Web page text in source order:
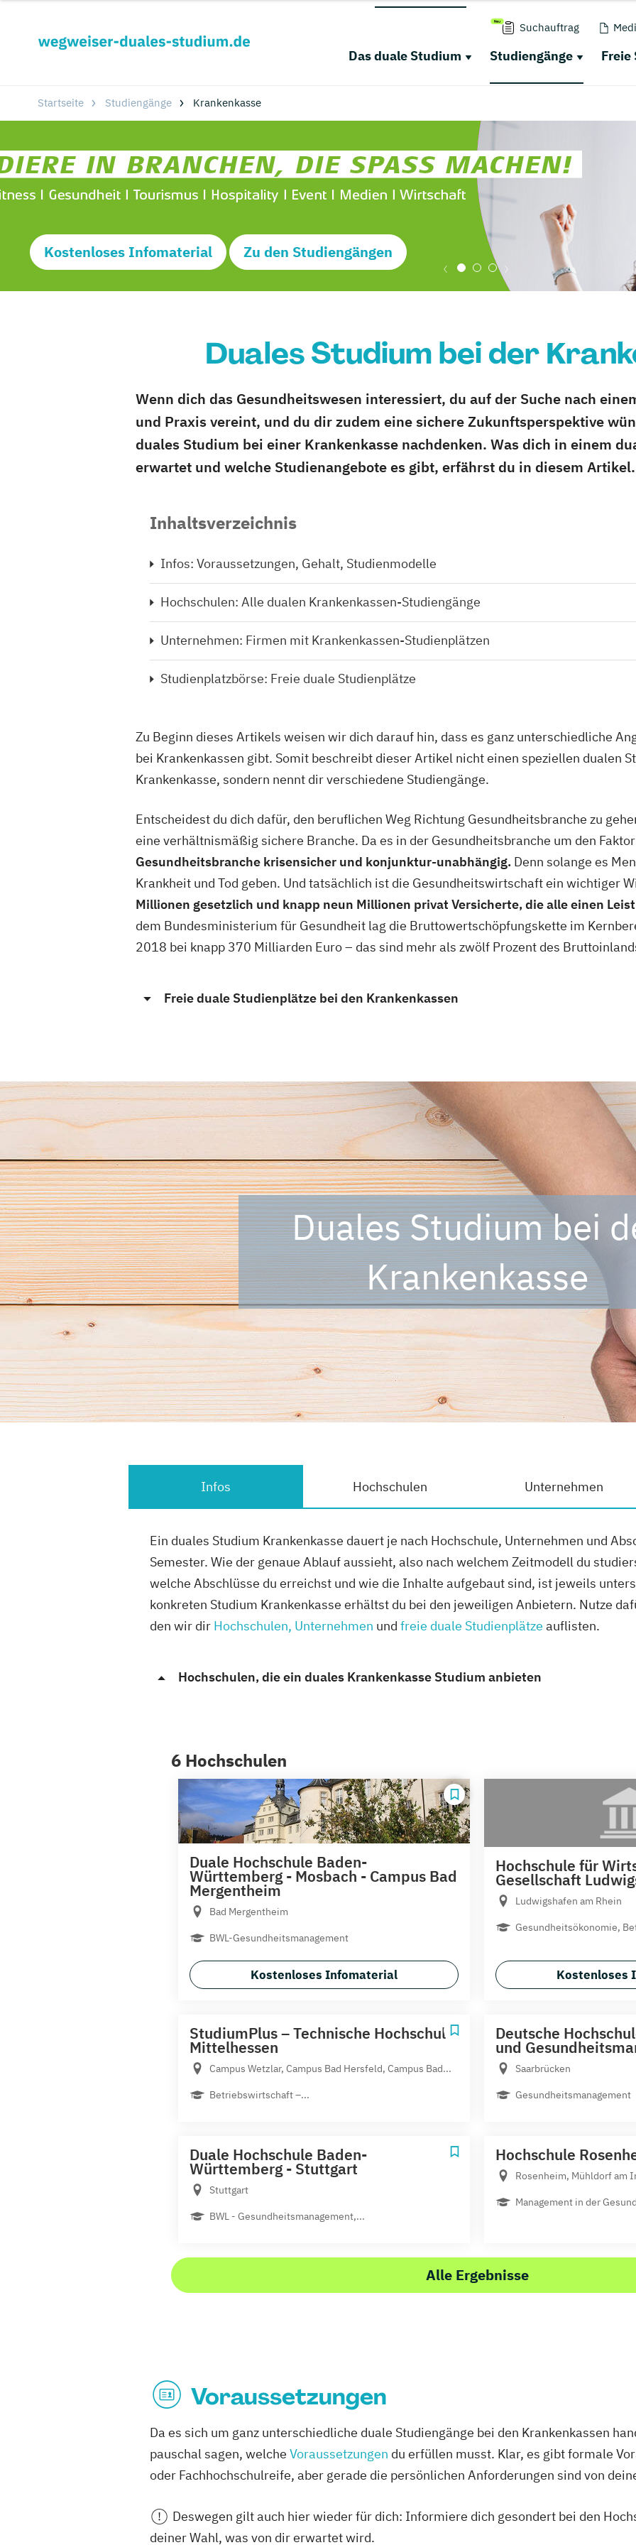
Suchauftrag
Das duale Studium Studiengänge Freie
Startseite Studiengänge Krankenkasse
Kostenloses Infomaterial Zu den Studiengängen
Duales Studium bei der
Wenn dich das Gesundheitswesen interessiert, du auf der Suche nach
und Praxis vereint, und du dir zudem eine sichere Zukunftsperspektive
duales Studium bei einer Krankenkasse nachdenken. Was dich in einem
erwartet und welche Studienangebote es gibt, erfährst du in diesem Artikel.
Inhaltsverzeichnis
Infos: Voraussetzungen, Gehalt, Studienmodelle
Hochschulen: Alle dualen Krankenkassen-Studiengänge
Unternehmen: Firmen mit Krankenkassen-Studienplätzen
Studienplatzbörse: Freie duale Studienplätze
Zu Beginn dieses Artikels weisen wir dich darauf hin, dass es ganz unterschiedliche
bei Krankenkassen gibt. Somit beschreibt dieser Artikel nicht einen speziellen dualen
Krankenkasse, sondern nennt dir verschiedene Studiengänge.
Entscheidest du dich dafür, den beruflichen Weg Richtung Gesundheitsbranche zu
eine verhältnismäßig sichere Branche. Da es in der Gesundheitsbranche um den
Gesundheitsbranche krisensicher und konjunktur-unabhängig. Denn solange es
Krankheit und Tod geben. Und tatsächlich ist die Gesundheitswirtschaft ein wichtiger
Millionen gesetzlich und knapp neun Millionen privat Versicherte, die alle einen
dem Bundesministerium für Gesundheit lag die Bruttowertschöpfungskette im
2018 bei knapp 370 Milliarden Euro – das sind mehr als zwölf Prozent des
Freie duale Studienplätze bei den Krankenkassen
Duales Studium bei
Krankenkasse
Infos Hochschulen Unternehmen
Ein duales Studium Krankenkasse dauert je nach Hochschule, Unternehmen und
Semester. Wie der genaue Ablauf aussieht, also nach welchem Zeitmodell du
welche Abschlüsse du erreichst und wie die Inhalte aufgebaut sind, ist jeweils
konkreten Studium Krankenkasse erhältst du bei den jeweiligen Anbietern. Nutze
den wir dir Hochschulen, Unternehmen und freie duale Studienplätze auflisten.
Hochschulen, die ein duales Krankenkasse Studium anbieten
6 Hochschulen
Duale Hochschule Baden-
Württemberg - Mosbach - Campus Bad
Mergentheim
Bad Mergentheim
BWL-Gesundheitsmanagement
Kostenloses Infomaterial
Hochschule für
Gesellschaft
Ludwigshafen am Rhein
Gesundheitsökonomie,
Kostenloses
StudiumPlus – Technische Hochschule
Mittelhessen
Campus Wetzlar, Campus Bad Hersfeld, Campus Bad...
Betriebswirtschaft –...
Deutsche
und
Saarbrücken
Gesundheitsmanagement
Duale Hochschule Baden-
Württemberg - Stuttgart
Stuttgart
BWL - Gesundheitsmanagement,...
Hochschule
Rosenheim, Mühldorf am
Management in der
Alle Ergebnisse
Voraussetzungen
Da es sich um ganz unterschiedliche duale Studiengänge bei den Krankenkassen
pauschal sagen, welche Voraussetzungen du erfüllen musst. Klar, es gibt formale
oder Fachhochschulreife, aber gerade die persönlichen Anforderungen sind von
Deswegen gilt auch hier wieder für dich: Informiere dich gesondert bei den
deiner Wahl, was von dir erwartet wird.